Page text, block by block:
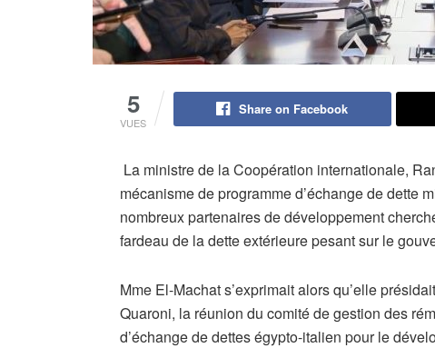
5
VUES
Share on Facebook
La ministre de la Coopération internationale,
mécanisme de programme d’échange de dette
nombreux partenaires de développement
fardeau de la dette extérieure pesant sur le
Mme El-Machat s’exprimait alors qu’elle
Quaroni, la réunion du comité de gestion des
d’échange de dettes égypto-italien pour le